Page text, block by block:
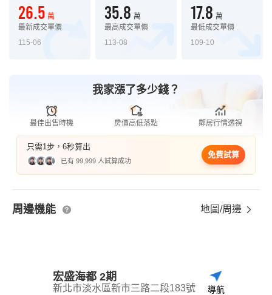
26.5 萬
最新成交單價
115-06
35.8 萬
最高成交單價
113-08
17.8 萬
最低成交單價
109-10
我家漲了多少錢？
最佳出售時機 房價高低落點 鄰居行情透視
只需1步，6秒算出
已有 99,999 人試算成功
免費試算
周邊機能 地圖/周邊
宏盛海都 2期
新北市淡水區新市三路二段183號 導航